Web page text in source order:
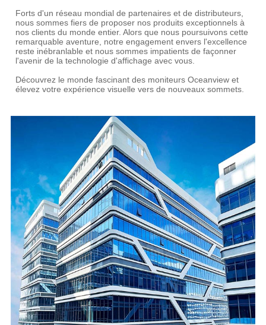
Forts d'un réseau mondial de partenaires et de distributeurs,
nous sommes fiers de proposer nos produits exceptionnels à
nos clients du monde entier. Alors que nous poursuivons cette
remarquable aventure, notre engagement envers l'excellence
reste inébranlable et nous sommes impatients de façonner
l'avenir de la technologie d'affichage avec vous.
Découvrez le monde fascinant des moniteurs Oceanview et
élevez votre expérience visuelle vers de nouveaux sommets.